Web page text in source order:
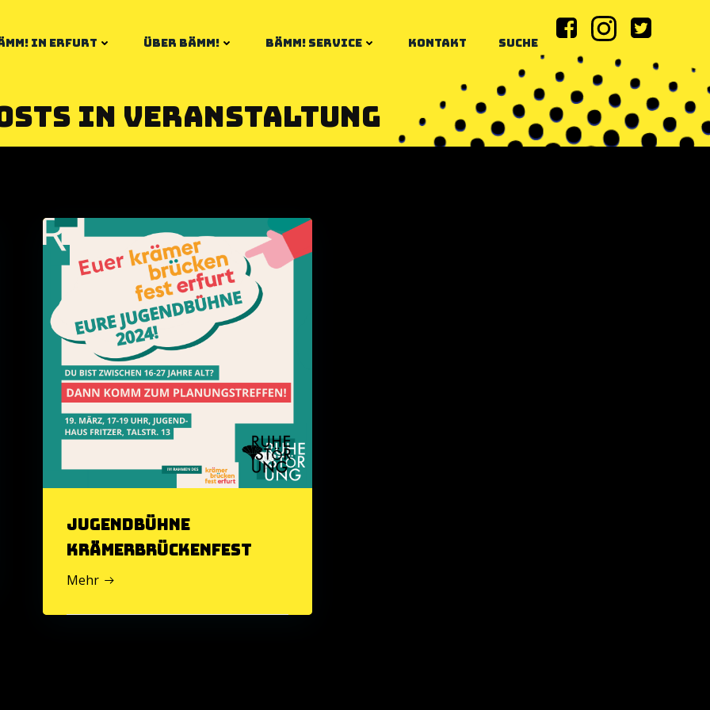
IN ERFURT ÜBER BÄMM! BÄMM! SERVICE KONTAKT SUCHE
in Veranstaltung
Jugendbühne
Krämerbrückenfest
Mehr